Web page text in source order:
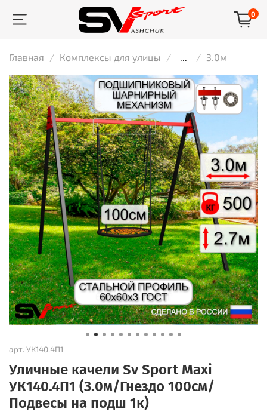
0
Главная Комплексы для улицы ... 3.0м
арт. УК140.4П1
Уличные качели Sv Sport Maxi
УК140.4П1 (3.0м/Гнездо 100см/
Подвесы на подш 1к)